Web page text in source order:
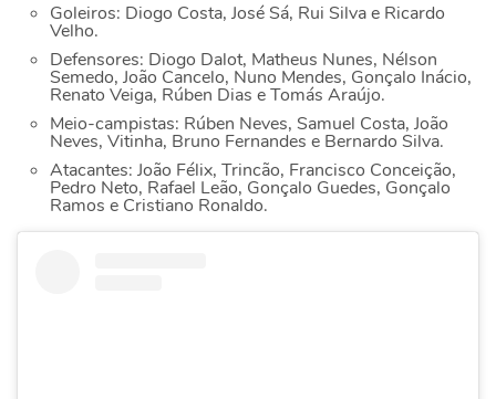
Goleiros: Diogo Costa, José Sá, Rui Silva e Ricardo
Velho.
Defensores: Diogo Dalot, Matheus Nunes, Nélson
Semedo, João Cancelo, Nuno Mendes, Gonçalo Inácio,
Renato Veiga, Rúben Dias e Tomás Araújo.
Meio-campistas: Rúben Neves, Samuel Costa, João
Neves, Vitinha, Bruno Fernandes e Bernardo Silva.
Atacantes: João Félix, Trincão, Francisco Conceição,
Pedro Neto, Rafael Leão, Gonçalo Guedes, Gonçalo
Ramos e Cristiano Ronaldo.